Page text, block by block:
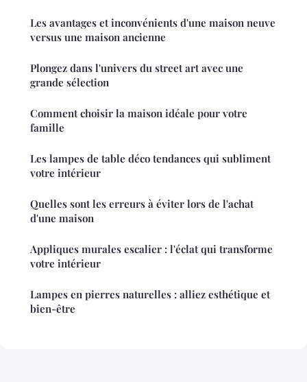
Les avantages et inconvénients d'une maison neuve
versus une maison ancienne
Plongez dans l'univers du street art avec une
grande sélection
Comment choisir la maison idéale pour votre
famille
Les lampes de table déco tendances qui subliment
votre intérieur
Quelles sont les erreurs à éviter lors de l'achat
d'une maison
Appliques murales escalier : l'éclat qui transforme
votre intérieur
Lampes en pierres naturelles : alliez esthétique et
bien-être